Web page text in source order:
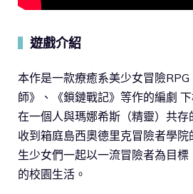
遊戲介紹
本作是一款療癒系美少女冒險
師》、《鎖鏈戰記》等作的編劇
在一個人與瑪娜希斯（精靈）共
收到箱庭島西奧德里克冒險者學
生少女們一起以一流冒險者為目
的校園生活。